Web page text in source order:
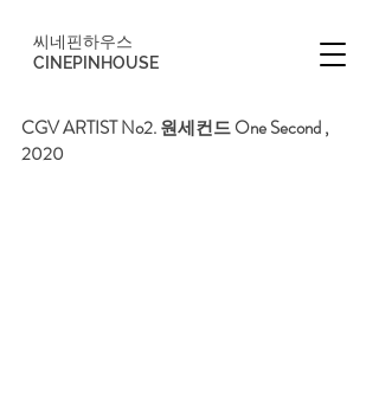
씨네핀하우스
CINEPINHOUSE
CGV ARTIST No2. 원세컨드 One Second ,
2020